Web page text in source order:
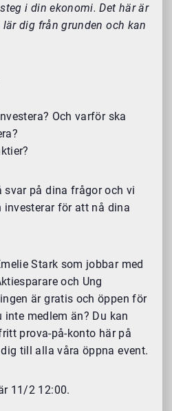
i din ekonomi. Det här är
dig från grunden och kan
Och varför ska
svar på dina frågor och vi
investerar för att nå dina
Stark som jobbar med
och Ung
är gratis och öppen för
medlem än? Du kan
prova-på-konto här på
till alla våra öppna event.
11/2 12:00.